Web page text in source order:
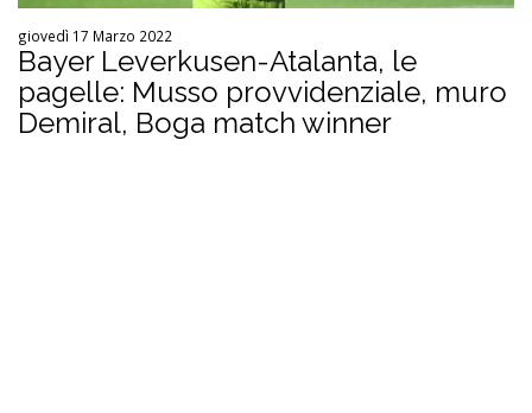
giovedì 17 Marzo 2022
Bayer Leverkusen-Atalanta, le
pagelle: Musso provvidenziale, muro
Demiral, Boga match winner